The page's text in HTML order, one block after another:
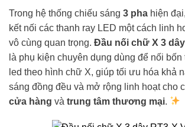
Trong hệ thống chiếu sáng 3 pha hiện
kết nối các thanh ray LED một cách linh
vô cùng quan trọng. Đầu nối chữ X 3
là phụ kiện chuyên dụng dùng để nối bốn
led theo hình chữ X, giúp tối ưu hóa khả
sáng đồng đều và mở rộng linh hoạt cho
cửa hàng và trung tâm thương mại.